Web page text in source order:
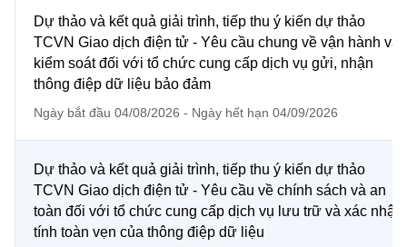
Cơ quan chủ quản: Bộ Khoa học và Công nghệ (MST)
Chịu trách nhiệm nội dung: Nguyễn Thị Hải Hằng
Giám đốc Trung tâm Truyền thông Khoa học và Công nghệ.
Liên hệ
Email:stc@mst.gov.vn
©2026 Bản quyền thuộc Bộ Khoa Học và Công Nghệ
(Ghi rõ nguồn "https://mst.gov.vn" khi phát hành lại thông tin từ
website này)
Dự thảo và kết quả giải trình, tiếp thu ý kiến dự thảo
TCVN Giao dịch điện tử - Yêu cầu chung về vận hành và
kiểm soát đối với tổ chức cung cấp dịch vụ gửi, nhận
thông điệp dữ liệu bảo đảm
Ngày bắt đầu 04/08/2026 - Ngày hết hạn 04/09/2026
Dự thảo và kết quả giải trình, tiếp thu ý kiến dự thảo
TCVN Giao dịch điện tử - Yêu cầu về chính sách và an
toàn đối với tổ chức cung cấp dịch vụ lưu trữ và xác nhận
tính toàn vẹn của thông điệp dữ liệu